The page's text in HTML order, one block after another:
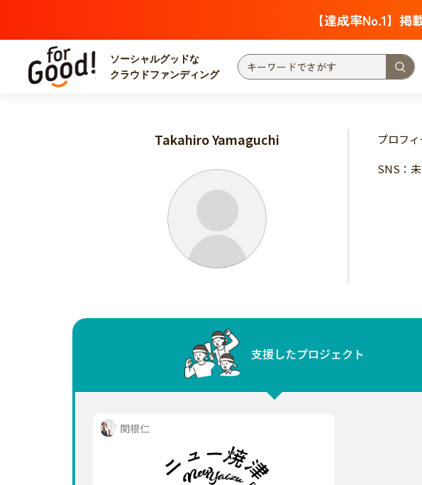
【達成率No.1】
ソーシャルグッドな
クラウドファンディング
新着 支援金額が多い 支
国際協力 子ども・
災害
北海道・東北
関東
新潟
中国
四国
九州・沖縄 福岡 佐賀 長
Takahiro Yamaguchi
プロフ
SNS：
支援したプロジェクト
関根仁